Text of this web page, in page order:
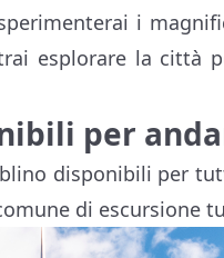
i
esplorare la città
per
disponibili per
di escursione